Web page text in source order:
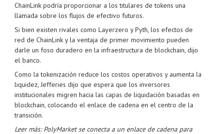
ChainLink podría proporcionar a los titulares de tokens una
llamada sobre los flujos de efectivo futuros.
Si bien existen rivales como Layerzero y Pyth, los efectos de
red de ChainLink y la ventaja de primer movimiento pueden
darle un foso duradero en la infraestructura de blockchain, dijo
el banco.
Como la tokenización reduce los costos operativos y aumenta la
liquidez, Jefferies dijo que espera que los inversores
institucionales migren hacia las capas de liquidación basadas en
blockchain, colocando el enlace de cadena en el centro de la
transición.
Leer más: PolyMarket se conecta a un enlace de cadena para